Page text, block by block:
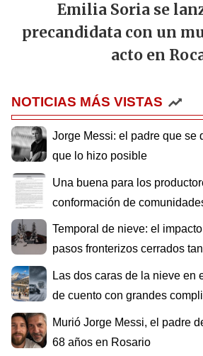
Emilia Soria se
precandidata con un
acto en
NOTICIAS MÁS VISTAS
Jorge Messi: el padre que se
que lo hizo posible
Una buena para los
conformación de
Temporal de nieve: el
pasos fronterizos cerrados
Las dos caras de la nieve en
de cuento con grandes
Murió Jorge Messi, el padre
68 años en Rosario